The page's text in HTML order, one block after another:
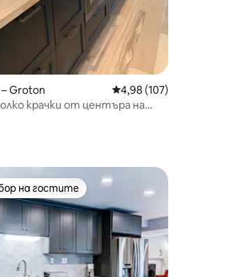
Groton Средна оценка: 4,98
4,98 (107)
крачки от центъра на
избор на гостите
на гостите